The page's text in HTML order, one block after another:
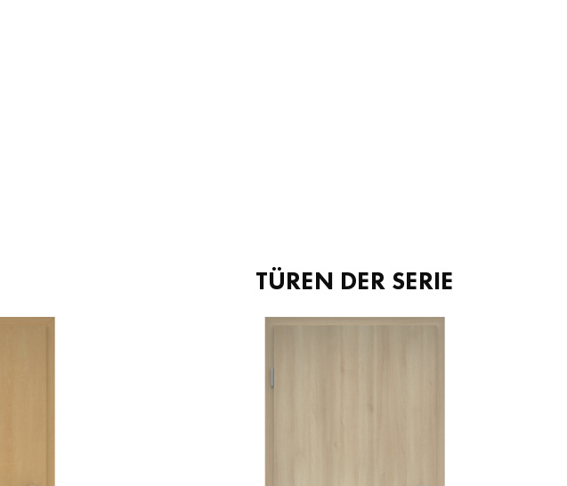
TÜREN DER SERIE